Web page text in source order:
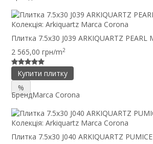
Колекція: Arkiquartz Marca Corona
Плитка 7.5x30 J039 ARKIQUARTZ
2 565,00 грн/m2
Купити плитку
%
БрендMarca Corona
Колекція: Arkiquartz Marca Corona
Плитка 7.5x30 J040 ARKIQUARTZ